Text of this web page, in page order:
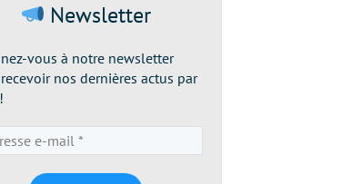
Newsletter
vous à notre newsletter
nos dernières actus par
e-
mail